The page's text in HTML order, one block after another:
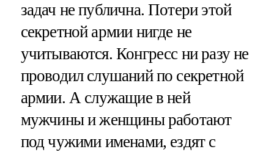
задач не публична. Потери этой
секретной армии нигде не
учитываются. Конгресс ни разу не
проводил слушаний по секретной
армии. А служащие в ней
мужчины и женщины работают
под чужими именами, ездят с